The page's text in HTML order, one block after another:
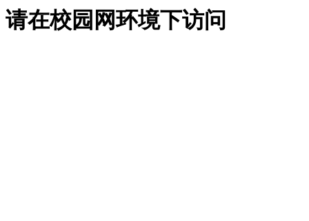
请在校园网环境下访问